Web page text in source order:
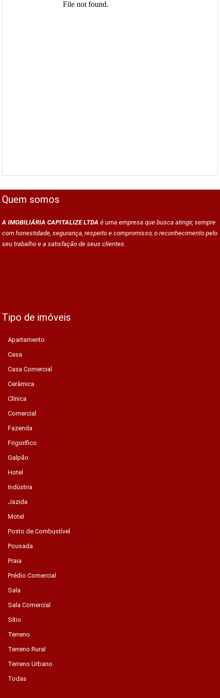
Quem somos
A IMOBILIÁRIA CAPITALIZE LTDA é uma empresa que busca atingir, sempre
com honestidade, segurança, respeito e compromisso, o reconhecimento pelo
seu trabalho e a satisfação de seus clientes.
Tipo de imóveis
Apartamento
Casa
Casa Comercial
Cerâmica
Clínica
Comercial
Fazenda
Frigorífico
Galpão
Hotel
Indústria
Jazida
Motel
Posto de Combustível
Pousada
Praia
Prédio Comercial
Sala
Sala Comercial
Sítio
Terreno
Terreno Rural
Terreno Urbano
Todas